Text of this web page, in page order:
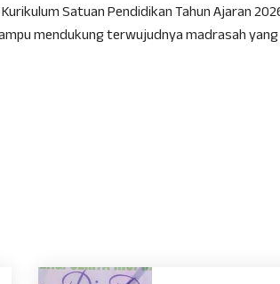
Satuan Pendidikan Tahun Ajaran
mendukung terwujudnya madrasah